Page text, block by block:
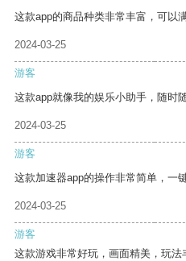
这款app的商品种类非常丰富，可以
2024-03-25
游客
这款app就像我的娱乐小助手，随时
2024-03-25
游客
这款加速器app的操作非常简单，一
2024-03-25
游客
这款游戏非常好玩，画面精美，玩